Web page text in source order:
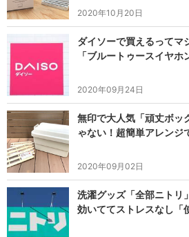
2020年10月20日
ダイソーで買えるってマ
「ブルートゥースイヤ
2020年09月24日
無印で大人気「頑丈ボッ
ゃない！超簡単アレンジ
2020年09月02日
洗濯グッズ「全部ニトリ
効いててストレスなし「